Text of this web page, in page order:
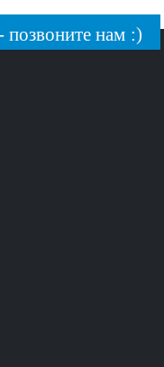
позвоните нам :)